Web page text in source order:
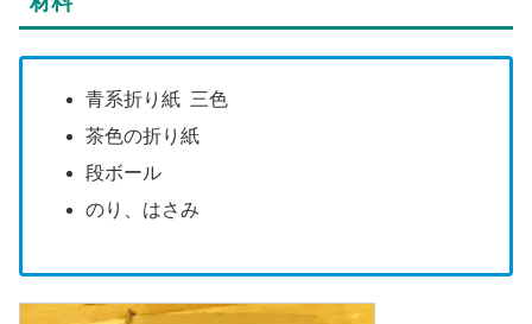
青系折り紙 三色
茶色の折り紙
段ボール
のり、はさみ